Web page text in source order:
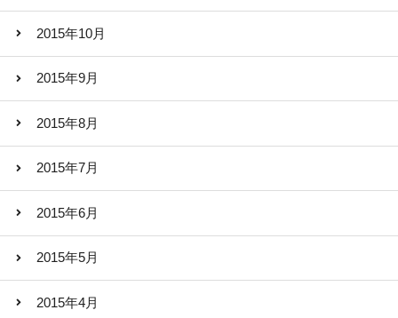
2015年10月
2015年9月
2015年8月
2015年7月
2015年6月
2015年5月
2015年4月